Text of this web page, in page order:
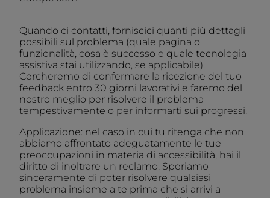
Quando ci contatti, forniscici quanti più dettagli
possibili sul problema (quale pagina o
funzionalità, cosa è successo e quale tecnologia
assistiva stai utilizzando, se applicabile).
Cercheremo di confermare la ricezione del tuo
feedback entro 30 giorni lavorativi e faremo del
nostro meglio per risolvere il problema
tempestivamente o per informarti sui progressi.
Applicazione: nel caso in cui tu ritenga che non
abbiamo affrontato adeguatamente le tue
preoccupazioni in materia di accessibilità, hai il
diritto di inoltrare un reclamo. Speriamo
sinceramente di poter risolvere qualsiasi
problema insieme a te prima che si arrivi a